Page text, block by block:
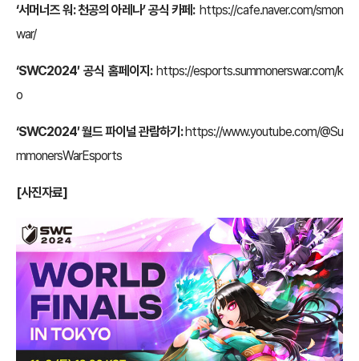
‘서머너즈 워: 천공의 아레나’ 공식 카페: https://cafe.naver.com/smon
war/
‘SWC2024′ 공식 홈페이지: https://esports.summonerswar.com/k
o
‘SWC2024′ 월드 파이널 관람하기:https://www.youtube.com/@Su
mmonersWarEsports
[사진자료]